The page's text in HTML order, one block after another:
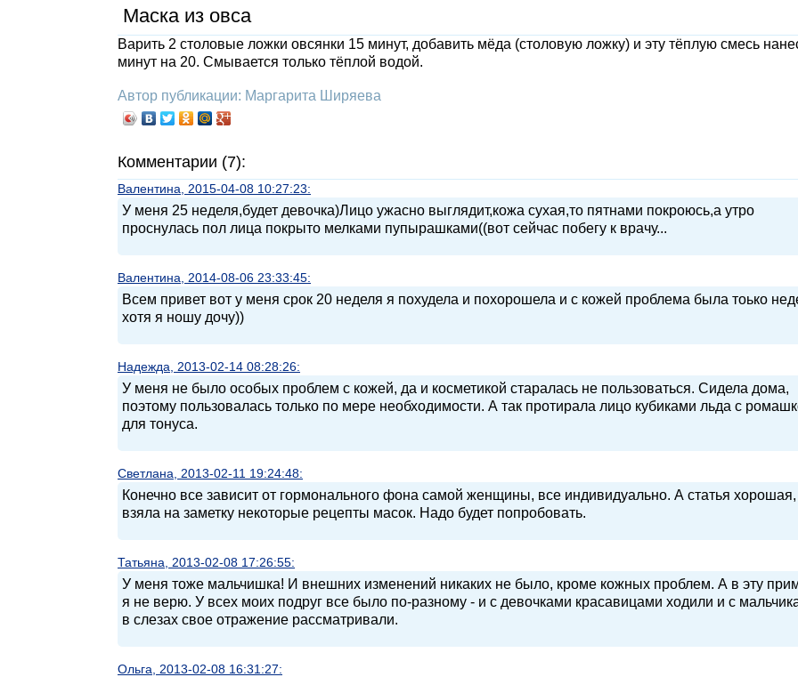
Маска из овса
Варить 2 столовые ложки овсянки 15 минут, добавить мёда (столовую ложку) и эту тёплую смесь
минут на 20. Смывается только тёплой водой.
Автор публикации: Маргарита Ширяева
Комментарии (7):
Валентина, 2015-04-08 10:27:23:
У меня 25 неделя,будет девочка)Лицо ужасно выглядит,кожа сухая,то пятнами покроюсь,а утро
проснулась пол лица покрыто мелками пупырашками((вот сейчас побегу к врачу...
Валентина, 2014-08-06 23:33:45:
Всем привет вот у меня срок 20 неделя я похудела и похорошела и с кожей проблема была тоько
хотя я ношу дочу))
Надежда, 2013-02-14 08:28:26:
У меня не было особых проблем с кожей, да и косметикой старалась не пользоваться. Сидела дома,
поэтому пользовалась только по мере необходимости. А так протирала лицо кубиками льда с
для тонуса.
Светлана, 2013-02-11 19:24:48:
Конечно все зависит от гормонального фона самой женщины, все индивидуально. А статья хорошая,
взяла на заметку некоторые рецепты масок. Надо будет попробовать.
Татьяна, 2013-02-08 17:26:55:
У меня тоже мальчишка! И внешних изменений никаких не было, кроме кожных проблем. А в эту
я не верю. У всех моих подруг все было по-разному - и с девочками красавицами ходили и с
в слезах свое отражение рассматривали.
Ольга, 2013-02-08 16:31:27: